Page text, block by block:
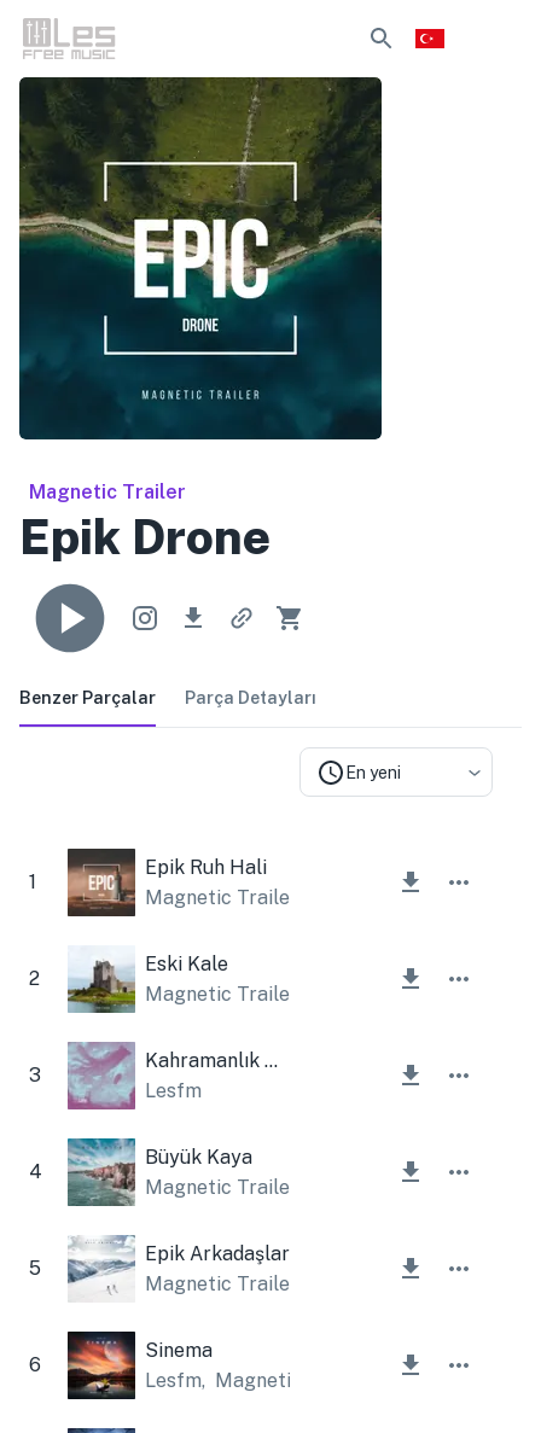
Magnetic Trailer
Epik Drone
Benzer Parçalar Parça Detayları
En yeni
1
Epik Ruh Hali
Magnetic Trailer
2
Eski Kale
Magnetic Trailer
3
Kahramanlık Hikayesi (İlham Verici Tema)
Lesfm
4
Büyük Kaya
Magnetic Trailer
5
Epik Arkadaşlar
Magnetic Trailer
6
Sinema
Lesfm, Magnetic Trailer